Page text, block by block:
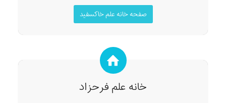
صفحه خانه علم خاکسفید
خانه علم فرحزاد